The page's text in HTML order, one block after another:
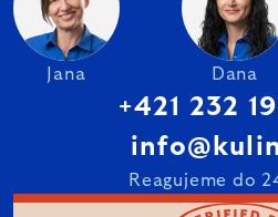
Jana Dana
+421 232
Reagujeme do